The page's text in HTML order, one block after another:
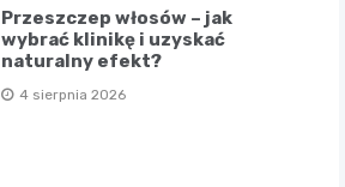
Przeszczep włosów – jak
wybrać klinikę i uzyskać
naturalny efekt?
4 sierpnia 2026